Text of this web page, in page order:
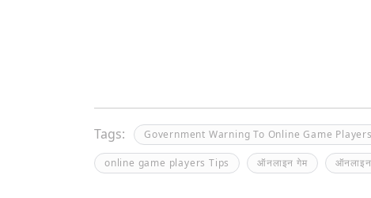
Tags: Government Warning To Online Game Players
online game players Tips ऑनलाइन गेम ऑनलाइन